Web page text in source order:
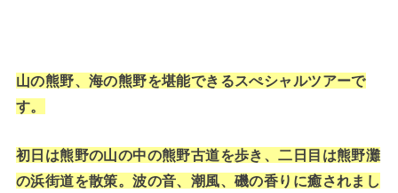
山の熊野、海の熊野を堪能できるスぺシャルツアーで
す。
初日は熊野の山の中の熊野古道を歩き、二日目は熊野灘
の浜街道を散策。波の音、潮風、磯の香りに癒されまし